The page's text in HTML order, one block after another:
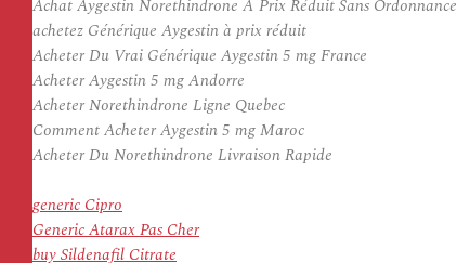
Achat Aygestin Norethindrone À Prix Réduit Sans Ordonnance
achetez Générique Aygestin à prix réduit
Acheter Du Vrai Générique Aygestin 5 mg France
Acheter Aygestin 5 mg Andorre
Acheter Norethindrone Ligne Quebec
Comment Acheter Aygestin 5 mg Maroc
Acheter Du Norethindrone Livraison Rapide
generic Cipro
Generic Atarax Pas Cher
buy Sildenafil Citrate